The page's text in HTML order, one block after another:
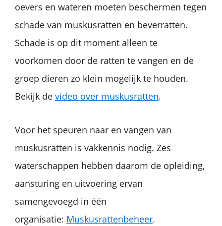
oevers en wateren moeten beschermen tegen
schade van muskusratten en beverratten.
Schade is op dit moment alleen te
voorkomen door de ratten te vangen en de
groep dieren zo klein mogelijk te houden.
Bekijk de video over muskusratten.
Voor het speuren naar en vangen van
muskusratten is vakkennis nodig. Zes
waterschappen hebben daarom de opleiding,
aansturing en uitvoering ervan
samengevoegd in één
organisatie: Muskusrattenbeheer.